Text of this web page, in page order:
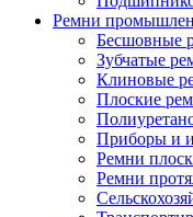
Ремни
Бесшовные
Зубчатые
Клиновые
Плоские
Приборы и
Ремни
Ремни